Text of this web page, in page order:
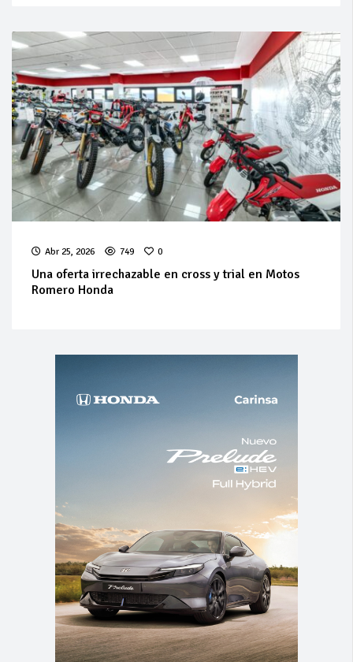
Abr 25, 2026 749 0
Una oferta irrechazable en cross y trial en Motos
Romero Honda